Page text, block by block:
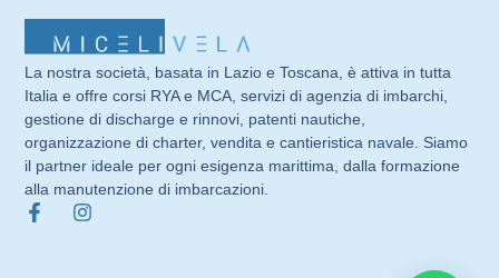
La nostra società, basata in Lazio e Toscana, è attiva in tutta
Italia e offre corsi RYA e MCA, servizi di agenzia di imbarchi,
gestione di discharge e rinnovi, patenti nautiche,
organizzazione di charter, vendita e cantieristica navale. Siamo
il partner ideale per ogni esigenza marittima, dalla formazione
alla manutenzione di imbarcazioni.